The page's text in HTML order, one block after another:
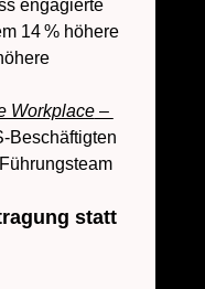
engagierte
14 % höhere
Workplace –
Beschäftigten
statt